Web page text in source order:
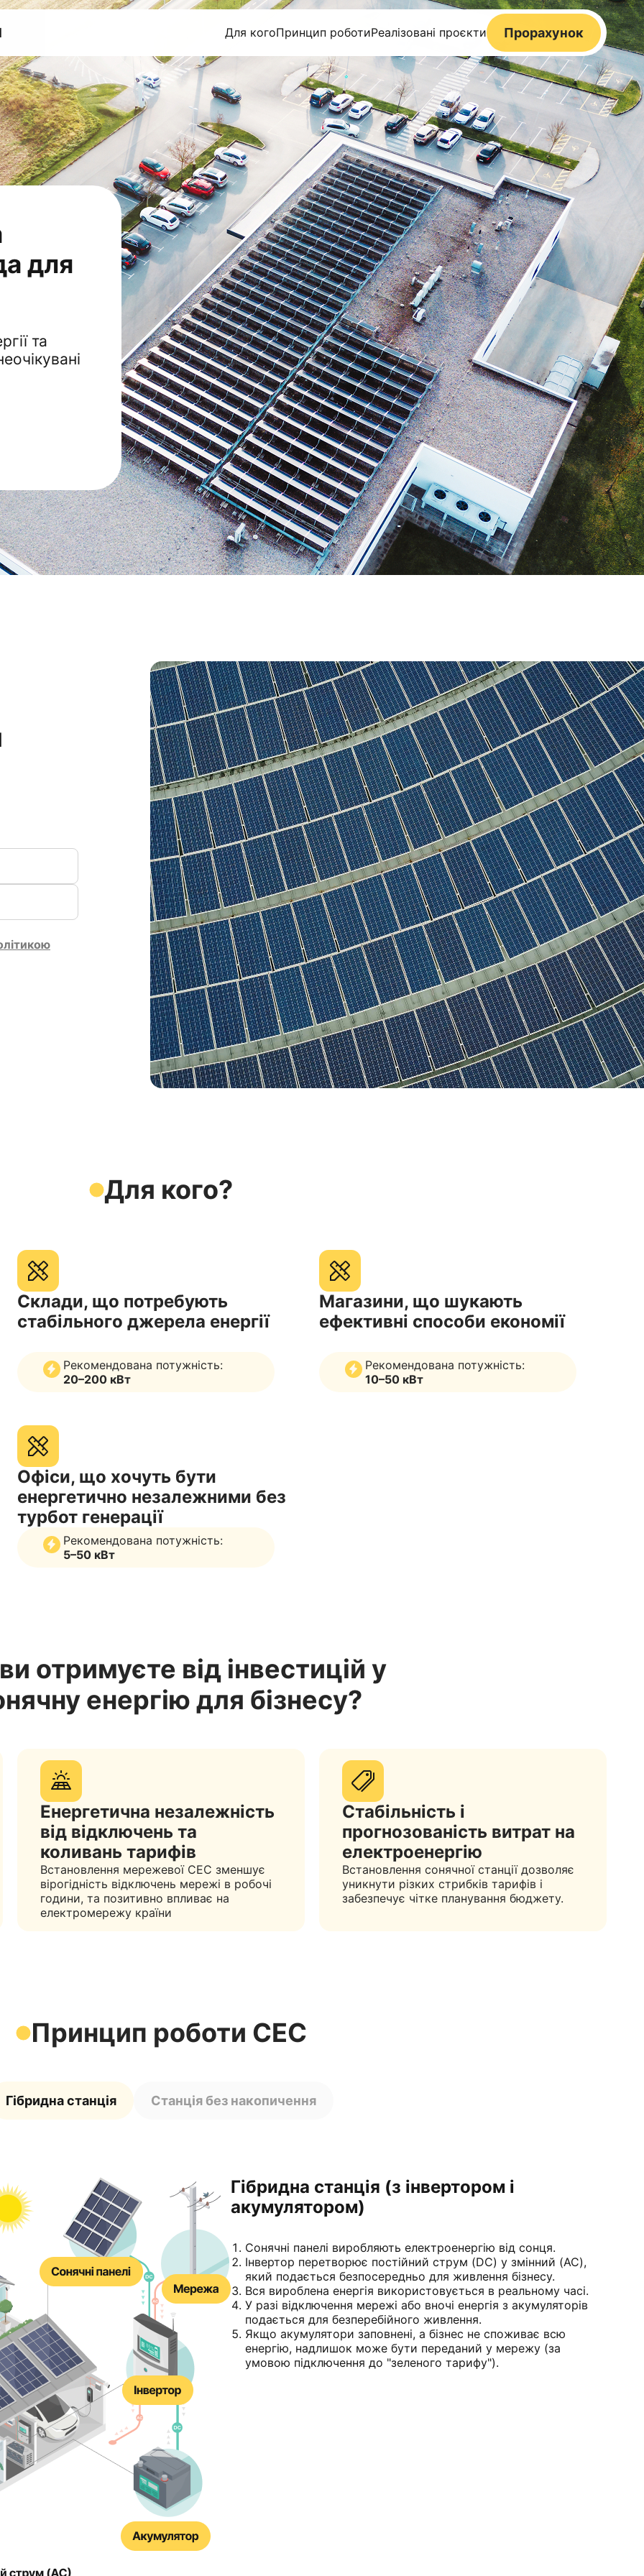
Для когоПринцип роботиРеалізовані проєкти Прорахунок
для
та
Для кого?
Склади, що потребують
стабільного джерела енергії
Рекомендована потужність:
20–200 кВт
Магазини, що шукають
ефективні способи економії
Рекомендована потужність:
10–50 кВт
Офіси, що хочуть бути
енергетично незалежними без
турбот генерації
Рекомендована потужність:
5–50 кВт
отримуєте від інвестицій у
енергію для бізнесу?
Енергетична незалежність
від відключень та
коливань тарифів
Встановлення мережевої СЕС зменшує
вірогідність відключень мережі в робочі
години, та позитивно впливає на
електромережу країни
Стабільність і
прогнозованість витрат на
електроенергію
Встановлення сонячної станції дозволяє
уникнути різких стрибків тарифів і
забезпечує чітке планування бюджету.
Принцип роботи СЕС
Гібридна станція Станція без накопичення
Гібридна станція (з інвертором і
акумулятором)
Сонячні панелі виробляють електроенергію від сонця.
Інвертор перетворює постійний струм (DC) у змінний (AC),
який подається безпосередньо для живлення бізнесу.
Вся вироблена енергія використовується в реальному часі.
У разі відключення мережі або вночі енергія з акумуляторів
подається для безперебійного живлення.
Якщо акумулятори заповнені, а бізнес не споживає всю
енергію, надлишок може бути переданий у мережу (за
умовою підключення до "зеленого тарифу").